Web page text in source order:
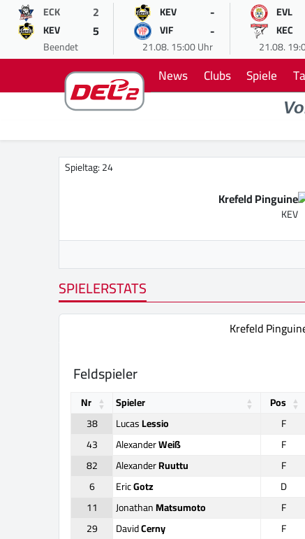
ECK 2
KEV 5
Beendet
KEV -
VIF -
21.08. 15:00 Uhr
EVL
KEC
21.08.
News Clubs Spiele
Spieltag: 24
Krefeld Pinguine
KEV
SPIELERSTATS
Krefeld
Feldspieler
Nr Spieler Pos
38
LucasLessio F
43
AlexanderWeiß F
82
AlexanderRuuttu F
6
EricGotz D
11
JonathanMatsumoto F
29
DavidCerny F